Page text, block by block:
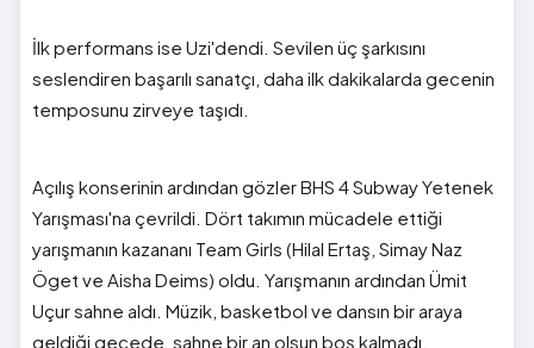
İlk performans ise Uzi'dendi. Sevilen üç şarkısını
seslendiren başarılı sanatçı, daha ilk dakikalarda gecenin
temposunu zirveye taşıdı.
Açılış konserinin ardından gözler BHS 4 Subway Yetenek
Yarışması'na çevrildi. Dört takımın mücadele ettiği
yarışmanın kazananı Team Girls (Hilal Ertaş, Simay Naz
Öget ve Aisha Deims) oldu. Yarışmanın ardından Ümit
Uçur sahne aldı. Müzik, basketbol ve dansın bir araya
geldiği gecede, sahne bir an olsun boş kalmadı.